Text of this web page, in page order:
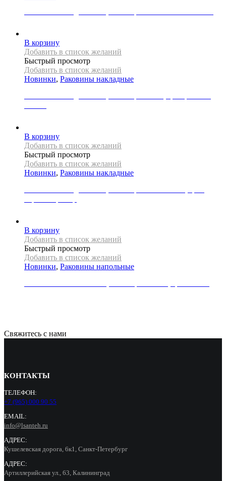
В корзину
Добавить в список желаний
Быстрый просмотр
Добавить в список желаний
Новинки, Раковины накладные
В корзину
Добавить в список желаний
Быстрый просмотр
Добавить в список желаний
Новинки, Раковины накладные
В корзину
Добавить в список желаний
Быстрый просмотр
Добавить в список желаний
Новинки, Раковины напольные
Свяжитесь с нами
КОНТАКТЫ
ТЕЛЕФОН:
+7 (965) 000 90 55
EMAIL:
info@lsanteh.ru
АДРЕС:
Кушелевская дорога, 6к1, Санкт-Петербург
АДРЕС:
Артиллерийская ул., 63, Калининград